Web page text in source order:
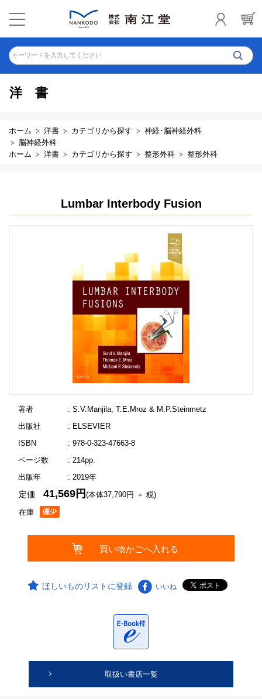
キーワードを入力してください
洋書
ホーム 洋書 カテゴリから探す
神経･脳神経外科
脳神経外科
ホーム
洋書 カテゴリから探す 整形外科 整形外科
Lumbar Interbody Fusion
著者
: S.V.Manjila, T.E.Mroz & M.P.Steinmetz
出版社
: ELSEVIER
ISBN
: 978-0-323-47663-8
ページ数
: 214pp.
出版年
: 2019年
在庫
定価41,569円(本体37,790円 ＋ 税)
ほしいものリストに登録 いいね
取扱い書店一覧